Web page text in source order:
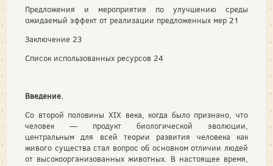
Предложения и мероприятия по улучшению среды
ожидаемый эффект от реализации предложенных мер 21
Заключение 23
Список использованных ресурсов 24
Введение.
Со второй половины XIX века, когда было признано, что
человек — продукт биологической эволюции,
центральным для всей теории развития человека как
живого существа стал вопрос об основном отличии людей
от высокоорганизованных животных. В настоящее время,